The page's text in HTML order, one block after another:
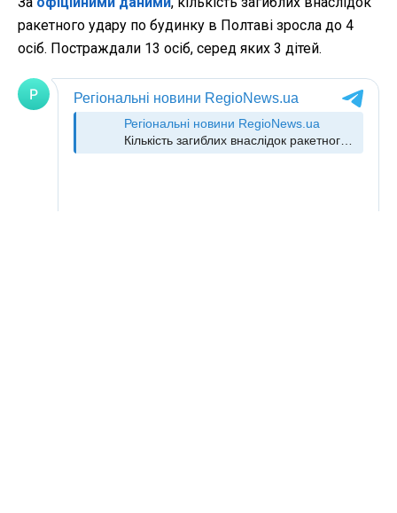
ракетного удару по будинку в Полтаві зросла до 4
осіб. Постраждали 13 осіб, серед яких 3 дітей.